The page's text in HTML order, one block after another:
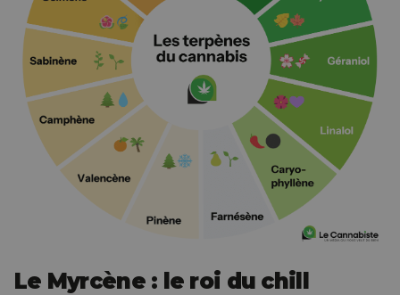
Le Myrcène : le roi du chill